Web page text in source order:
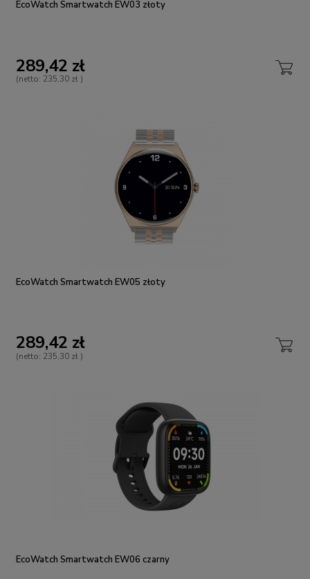
EcoWatch Smartwatch EW03 złoty
289,42 zł
(netto: 235,30 zł )
EcoWatch Smartwatch EW05 złoty
289,42 zł
(netto: 235,30 zł )
EcoWatch Smartwatch EW06 czarny